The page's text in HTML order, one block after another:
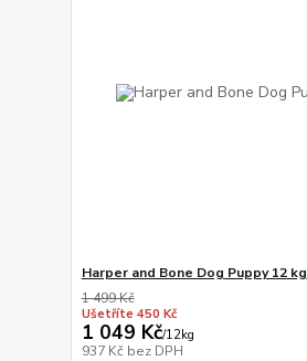
Harper and Bone Dog Puppy 12 kg
1 499 Kč
Ušetříte 450 Kč
1 049 Kč/12kg
937 Kč bez DPH